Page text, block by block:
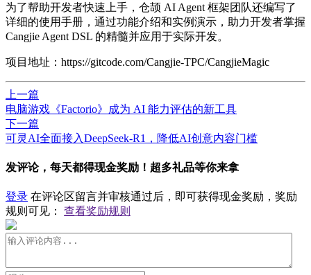
为了帮助开发者快速上手，仓颉 AI Agent 框架团队还编写了
详细的使用手册，通过功能介绍和实例演示，助力开发者掌握
Cangjie Agent DSL 的精髓并应用于实际开发。
项目地址：https://gitcode.com/Cangjie-TPC/CangjieMagic
上一篇
电脑​游戏《Factorio》成为 AI 能力评估的新工具
下一篇
可灵AI全面接入DeepSeek-R1，降低AI创意内容门槛
发评论，每天都得现金奖励！超多礼品等你来拿
登录 在评论区留言并审核通过后，即可获得现金奖励，奖励
规则可见： 查看奖励规则